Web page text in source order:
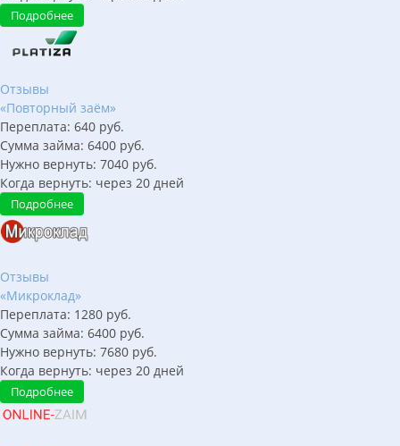
Подробнее
Отзывы
«Повторный заём»
Переплата: 640 руб.
Сумма займа: 6400 руб.
Нужно вернуть: 7040 руб.
Когда вернуть: через 20 дней
Подробнее
Отзывы
«Микроклад»
Переплата: 1280 руб.
Сумма займа: 6400 руб.
Нужно вернуть: 7680 руб.
Когда вернуть: через 20 дней
Подробнее